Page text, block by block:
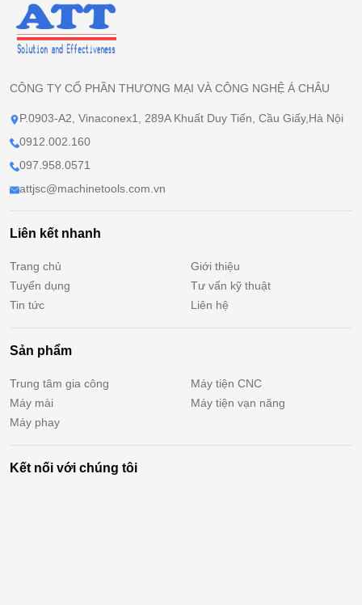
CÔNG TY CỔ PHẦN THƯƠNG MẠI VÀ CÔNG NGHỆ Á CHÂU
P.0903-A2, Vinaconex1, 289A Khuất Duy Tiến, Cầu Giấy,Hà Nội
0912.002.160
097.958.0571
attjsc@machinetools.com.vn
Liên kết nhanh
Trang chủ
Giới thiệu
Tuyển dụng
Tư vấn kỹ thuật
Tin tức
Liên hệ
Sản phẩm
Trung tâm gia công
Máy tiện CNC
Máy mài
Máy tiện vạn năng
Máy phay
Kết nối với chúng tôi